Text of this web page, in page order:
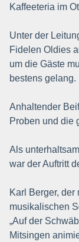
Kaffeeteria im
Unter der
Fidelen Oldies
um die Gäste
bestens gelang.
Anhaltender
Proben und die
Als
war der Auftritt
Karl Berger,
musikalischen
„Auf der
Mitsingen